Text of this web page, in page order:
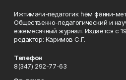
Ижтимағи-педагогик һәм фәнни-
Общественно-педагогический и
ежемесячный журнал. Издается с
редактор: Каримов С.Г.
Телефон
8(347) 292-77-63